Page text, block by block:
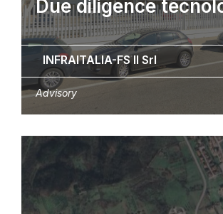
Due diligence
INFRAITALIA-FS II Srl
Advisory